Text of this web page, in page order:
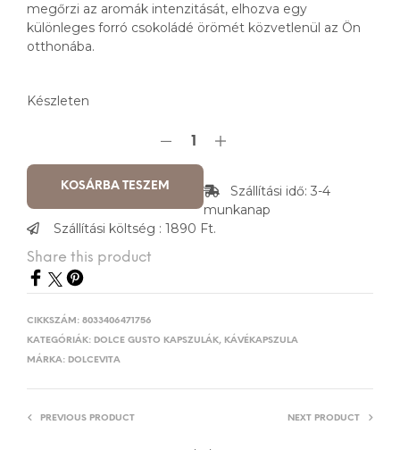
megőrzi az aromák intenzitását, elhozva egy
különleges forró csokoládé örömét közvetlenül az Ön
otthonába.
Készleten
KOSÁRBA TESZEM
Szállítási idő: 3-4
munkanap
Szállítási költség : 1890 Ft.
Share this product
CIKKSZÁM: 8033406471756
KATEGÓRIÁK: DOLCE GUSTO KAPSZULÁK, KÁVÉKAPSZULA
MÁRKA: DOLCEVITA
PREVIOUS PRODUCT NEXT PRODUCT